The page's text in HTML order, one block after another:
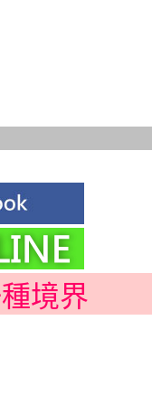
境界